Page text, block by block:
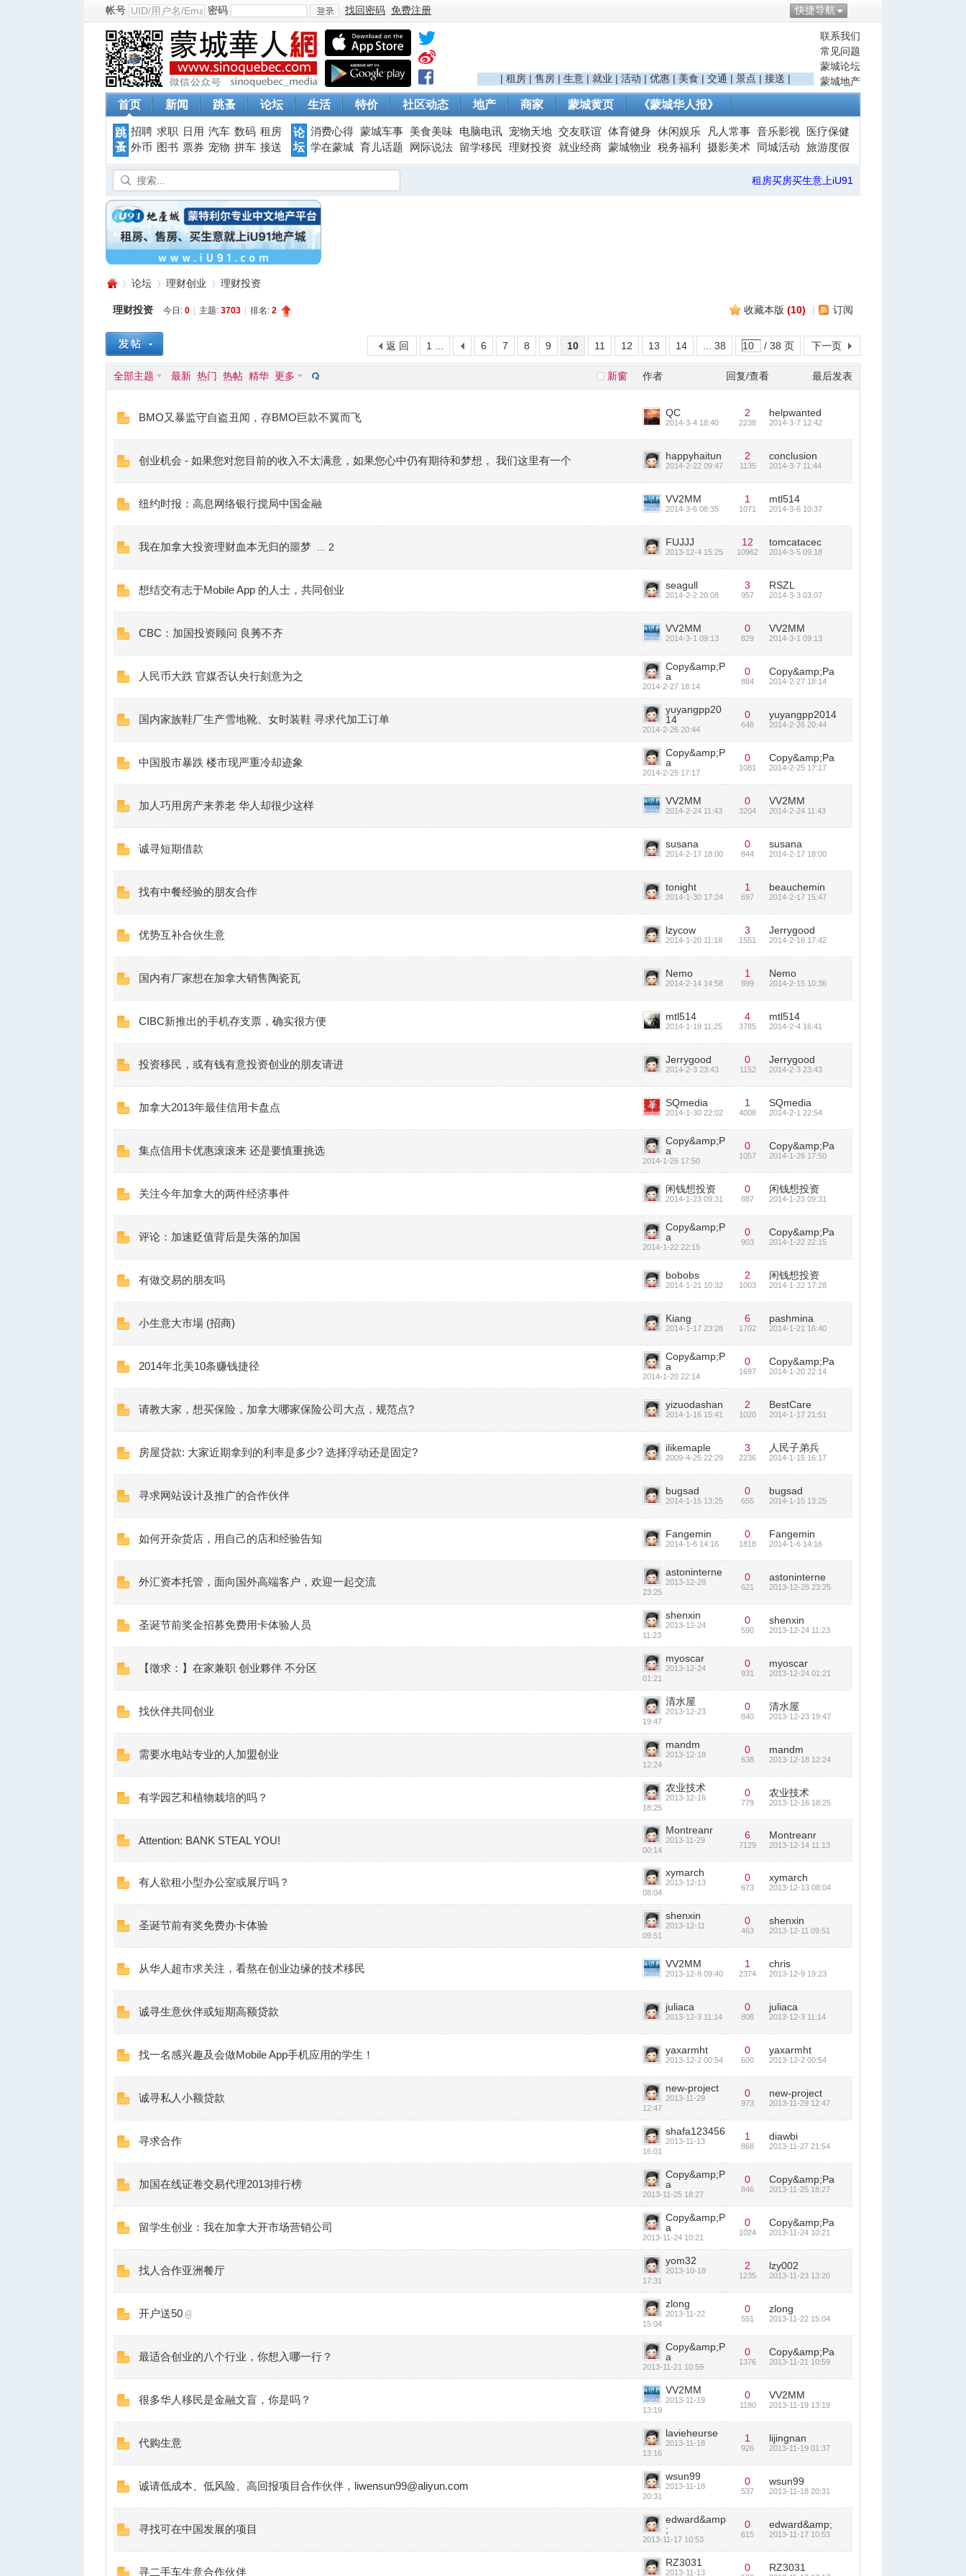
快捷导航
帐号 密码
登
找回密码 免费注册
联系我们
常见问题
蒙城论坛
蒙城地产
| 租房 | 售房 | 生意 | 就业 | 活动 | 优惠 | 美食 | 交通 | 景点 | 接送 |
首页 新闻 跳蚤 论坛 生活 特价 社区动态 地产 商家 蒙城黄页 《蒙城华人报》
跳
蚤
招聘 求职 日用 汽车 数码 租房
外币
图书 票券 宠物 拼车 接送
论
坛
消费心得 蒙城车事 美食美味 电脑电讯 宠物天地 交友联谊 体育健身 休闲娱乐 凡人常事 音乐影视
医疗保健
学在蒙城 育儿话题 网际说法 留学移民 理财投资 就业经商 蒙城物业 税务福利 摄影美术 同城活动 旅游度假
租房买房买生意上iU91
»
论坛
›
理财创业 理财投资
收藏本版 (10) | 订阅
理财投资 今日: 0 主题: 3703 排名: 2
1 ... 6 7 8 9 10 11 12 13 14 ... 38 / 38 页 下一页
返 回
新窗
全部主题 最新 热门 热帖 精华 更多 作者 回复/查看 最后发表
BMO又暴监守自盗丑闻，存BMO巨款不翼而飞 QC
2014-3-4 18:40
2
2238
helpwanted
2014-3-7 12:42
创业机会 - 如果您对您目前的收入不太满意，如果您心中仍有期待和梦想， 我们这里有一个 happyhaitun
2014-2-22 09:47
2
1135
conclusion
2014-3-7 11:44
纽约时报：高息网络银行搅局中国金融 VV2MM
2014-3-6 08:35
1
1071
mtl514
2014-3-6 10:37
我在加拿大投资理财血本无归的噩梦 2 FUJJJ
2013-12-4 15:25
12
10962
tomcatacec
2014-3-5 09:18
想结交有志于Mobile App 的人士，共同创业 seagull
2014-2-2 20:08
3
957
RSZL
2014-3-3 03:07
CBC：加国投资顾问 良莠不齐 VV2MM
2014-3-1 09:13
0
829
VV2MM
2014-3-1 09:13
人民币大跌 官媒否认央行刻意为之
Copy&amp;P
a
2014-2-27 18:14
0
884
Copy&amp;Pa
2014-2-27 18:14
国内家族鞋厂生产雪地靴、女时装鞋 寻求代加工订单
yuyangpp20
14
2014-2-26 20:44
0
648
yuyangpp2014
2014-2-26 20:44
中国股市暴跌 楼市现严重冷却迹象
Copy&amp;P
a
2014-2-25 17:17
0
1081
Copy&amp;Pa
2014-2-25 17:17
加人巧用房产来养老 华人却很少这样 VV2MM
2014-2-24 11:43
0
3204
VV2MM
2014-2-24 11:43
诚寻短期借款 susana
2014-2-17 18:00
0
844
susana
2014-2-17 18:00
找有中餐经验的朋友合作 tonight
2014-1-30 17:24
1
697
beauchemin
2014-2-17 15:47
优势互补合伙生意 lzycow
2014-1-20 11:18
3
1551
Jerrygood
2014-2-16 17:42
国内有厂家想在加拿大销售陶瓷瓦 Nemo
2014-2-14 14:58
1
899
Nemo
2014-2-15 10:36
CIBC新推出的手机存支票，确实很方便 mtl514
2014-1-19 11:25
4
3785
mtl514
2014-2-4 16:41
投资移民，或有钱有意投资创业的朋友请进 Jerrygood
2014-2-3 23:43
0
1152
Jerrygood
2014-2-3 23:43
加拿大2013年最佳信用卡盘点 SQmedia
2014-1-30 22:02
1
4008
SQmedia
2014-2-1 22:54
集点信用卡优惠滚滚来 还是要慎重挑选
Copy&amp;P
a
2014-1-26 17:50
0
1057
Copy&amp;Pa
2014-1-26 17:50
关注今年加拿大的两件经济事件 闲钱想投资
2014-1-23 09:31
0
887
闲钱想投资
2014-1-23 09:31
评论：加速贬值背后是失落的加国
Copy&amp;P
a
2014-1-22 22:15
0
903
Copy&amp;Pa
2014-1-22 22:15
有做交易的朋友吗 bobobs
2014-1-21 10:32
2
1003
闲钱想投资
2014-1-22 17:28
小生意大市場 (招商) Kiang
2014-1-17 23:28
6
1702
pashmina
2014-1-21 16:40
2014年北美10条赚钱捷径
Copy&amp;P
a
2014-1-20 22:14
0
1697
Copy&amp;Pa
2014-1-20 22:14
请教大家，想买保险，加拿大哪家保险公司大点，规范点? yizuodashan
2014-1-16 15:41
2
1020
BestCare
2014-1-17 21:51
房屋贷款: 大家近期拿到的利率是多少? 选择浮动还是固定? ilikemaple
2009-4-25 22:29
3
2236
人民子弟兵
2014-1-15 16:17
寻求网站设计及推广的合作伙伴 bugsad
2014-1-15 13:25
0
655
bugsad
2014-1-15 13:25
如何开杂货店，用自己的店和经验告知 Fangemin
2014-1-6 14:16
0
1818
Fangemin
2014-1-6 14:16
外汇资本托管，面向国外高端客户，欢迎一起交流
astoninterne
2013-12-28
23:25
0
621
astoninterne
2013-12-28 23:25
圣诞节前奖金招募免费用卡体验人员
shenxin
2013-12-24
11:23
0
590
shenxin
2013-12-24 11:23
【徵求：】在家兼职 创业夥伴 不分区
myoscar
2013-12-24
01:21
0
931
myoscar
2013-12-24 01:21
找伙伴共同创业
清水屋
2013-12-23
19:47
0
840
清水屋
2013-12-23 19:47
需要水电站专业的人加盟创业
mandm
2013-12-18
12:24
0
638
mandm
2013-12-18 12:24
有学园艺和植物栽培的吗？
农业技术
2013-12-16
18:25
0
779
农业技术
2013-12-16 18:25
Attention: BANK STEAL YOU!
Montreanr
2013-11-29
00:14
6
7129
Montreanr
2013-12-14 11:13
有人欲租小型办公室或展厅吗？
xymarch
2013-12-13
08:04
0
673
xymarch
2013-12-13 08:04
圣诞节前有奖免费办卡体验
shenxin
2013-12-11
09:51
0
463
shenxin
2013-12-11 09:51
从华人超市求关注，看熬在创业边缘的技术移民 VV2MM
2013-12-8 09:40
1
2374
chris
2013-12-9 19:23
诚寻生意伙伴或短期高额贷款 juliaca
2013-12-3 11:14
0
808
juliaca
2013-12-3 11:14
找一名感兴趣及会做Mobile App手机应用的学生！ yaxarmht
2013-12-2 00:54
0
600
yaxarmht
2013-12-2 00:54
诚寻私人小额贷款
new-project
2013-11-29
12:47
0
973
new-project
2013-11-29 12:47
寻求合作
shafa123456
2013-11-13
16:01
1
868
diawbi
2013-11-27 21:54
加国在线证卷交易代理2013排行榜
Copy&amp;P
a
2013-11-25 18:27
0
846
Copy&amp;Pa
2013-11-25 18:27
留学生创业：我在加拿大开市场营销公司
Copy&amp;P
a
2013-11-24 10:21
0
1024
Copy&amp;Pa
2013-11-24 10:21
找人合作亚洲餐厅
yom32
2013-10-18
17:31
2
1235
lzy002
2013-11-23 13:20
开户送50
zlong
2013-11-22
15:04
0
551
zlong
2013-11-22 15:04
最适合创业的八个行业，你想入哪一行？
Copy&amp;P
a
2013-11-21 10:59
0
1376
Copy&amp;Pa
2013-11-21 10:59
很多华人移民是金融文盲，你是吗？
VV2MM
2013-11-19
13:19
0
1180
VV2MM
2013-11-19 13:19
代购生意
lavieheurse
2013-11-18
13:16
1
926
lijingnan
2013-11-19 01:37
诚请低成本、低风险、高回报项目合作伙伴，liwensun99@aliyun.com
wsun99
2013-11-18
20:31
0
537
wsun99
2013-11-18 20:31
寻找可在中国发展的项目
edward&amp
;
2013-11-17 10:53
0
615
edward&amp;
2013-11-17 10:53
寻二手车生意合作伙伴
RZ3031
2013-11-13 0 RZ3031